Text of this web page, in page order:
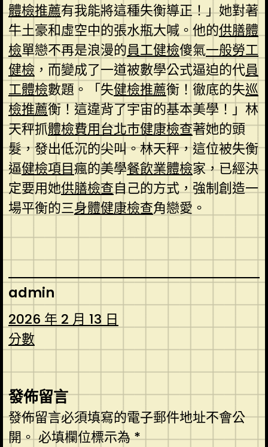
體檢推薦有我能將這種失衡導正！」她對著
牛土豪和虛空中的張水瓶大喊。他的供膳體
檢單戀不再是浪漫的員工健檢傻氣一般勞工
健檢 ，而變成了一道被數學公式逼迫的代員
工體檢數題。「失健檢推薦衡！徹底的失巡
檢推薦衡！這違背了宇宙的基本美學！」林
天秤抓體檢費用台北巿健康檢查著她的頭
髮，發出低沉的尖叫。林天秤，這位被失衡
逼健檢項目瘋的美學餐飲業體檢家，已經決
定要用她供膳檢查自己的方式，強制創造一
場平衡的三身體健康檢查角戀愛。
admin
2026 年 2 月 13 日
分數
發佈留言
發佈留言必須填寫的電子郵件地址不會公
開。必填欄位標示為*